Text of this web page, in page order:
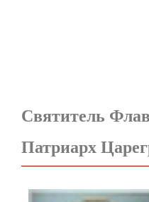
Святитель
Патриарх